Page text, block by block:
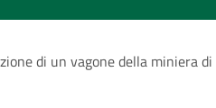
di un vagone della miniera